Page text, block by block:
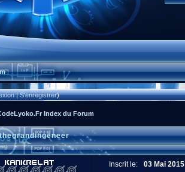
|S'enregistrer)
Index du Forum
Inscrit le:
03 Mai 2015